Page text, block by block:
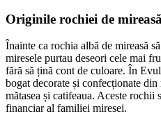
Originile rochiei de mireasă
Înainte ca rochia albă de mireasă
miresele purtau deseori cele mai
fără să țină cont de culoare. În
bogat decorate și confecționate
mătasea și catifeaua. Aceste
financiar al familiei miresei.